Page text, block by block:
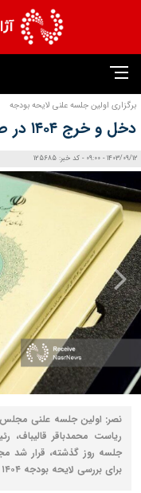
برگزاری اولین جلسه علنی لایحه بودجه
دخل و خرج ۱۴۰۴ در صحن
1403/09/12 - 09:00 - کد خبر: 125685
ریاست محمد‌باقر قالیباف،
جلسه روز گذشته، قرار
برای بررسی لایحه بودجه ۱۴۰۴ تشکیل دهد.